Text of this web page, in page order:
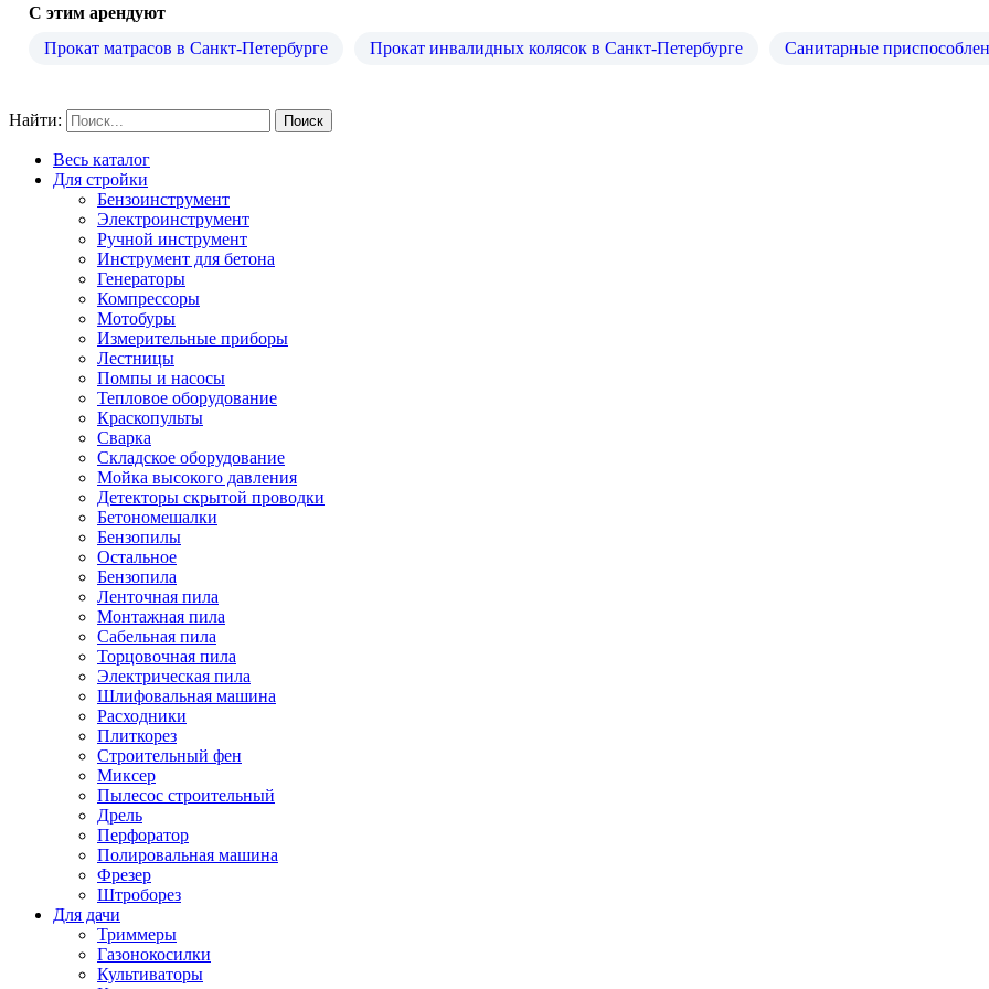
С этим арендуют
Прокат матрасов в Санкт-Петербурге
Прокат инвалидных колясок в Санкт-Петербурге Санитарные
Найти:
Весь каталог
Для стройки
Бензоинструмент
Электроинструмент
Ручной инструмент
Инструмент для бетона
Генераторы
Компрессоры
Мотобуры
Измерительные приборы
Лестницы
Помпы и насосы
Тепловое оборудование
Краскопульты
Сварка
Складское оборудование
Мойка высокого давления
Детекторы скрытой проводки
Бетономешалки
Бензопилы
Остальное
Бензопила
Ленточная пила
Монтажная пила
Сабельная пила
Торцовочная пила
Электрическая пила
Шлифовальная машина
Расходники
Плиткорез
Строительный фен
Миксер
Пылесос строительный
Дрель
Перфоратор
Полировальная машина
Фрезер
Штроборез
Для дачи
Триммеры
Газонокосилки
Культиваторы